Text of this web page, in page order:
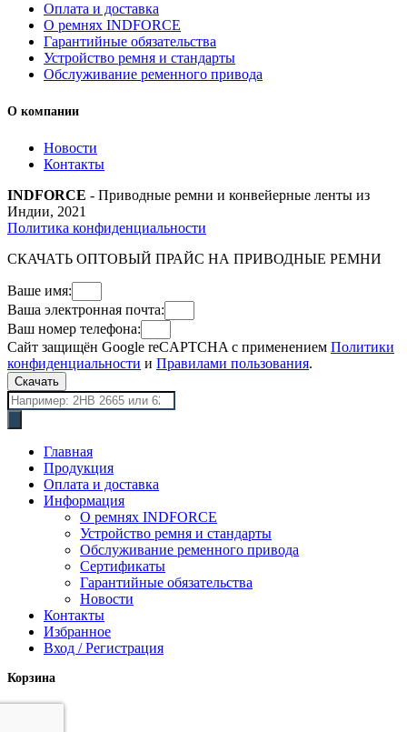
Оплата и доставка
О ремнях INDFORCE
Гарантийные обязательства
Устройство ремня и стандарты
Обслуживание ременного привода
О компании
Новости
Контакты
INDFORCE - Приводные ремни и конвейерные ленты из
Индии, 2021
Политика конфиденциальности
СКАЧАТЬ ОПТОВЫЙ ПРАЙС НА ПРИВОДНЫЕ РЕМНИ
Ваше имя:
Ваша электронная почта:
Ваш номер телефона:
Сайт защищён Google reCAPTCHA с применением Политики
конфиденциальности и Правилами пользования.
Скачать
Поиск
товаров
Главная
Продукция
Оплата и доставка
Информация
О ремнях INDFORCE
Устройство ремня и стандарты
Обслуживание ременного привода
Сертификаты
Гарантийные обязательства
Новости
Контакты
Избранное
Вход / Регистрация
Корзина
закрыть